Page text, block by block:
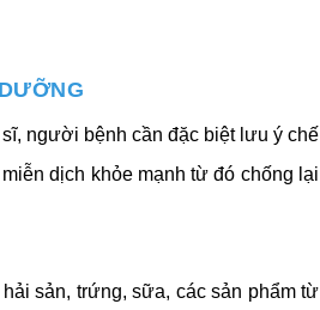
người bệnh cần đặc biệt lưu ý chế
dịch khỏe mạnh từ đó chống lại
sản, trứng, sữa, các sản phẩm từ